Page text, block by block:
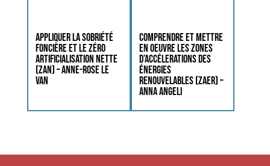
Appliquer la sobriété
foncière et le zéro
artificialisation nette
(ZAN) – Anne-Rose Le
Van
Comprendre et mettre
en oeuvre les zones
d’accélerations des
énergies
renouvelables (ZAER) –
Anna Angeli